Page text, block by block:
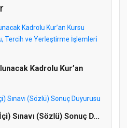
Kadrolu Kur’an
Sınavı (Sözlü) Sonuç D...